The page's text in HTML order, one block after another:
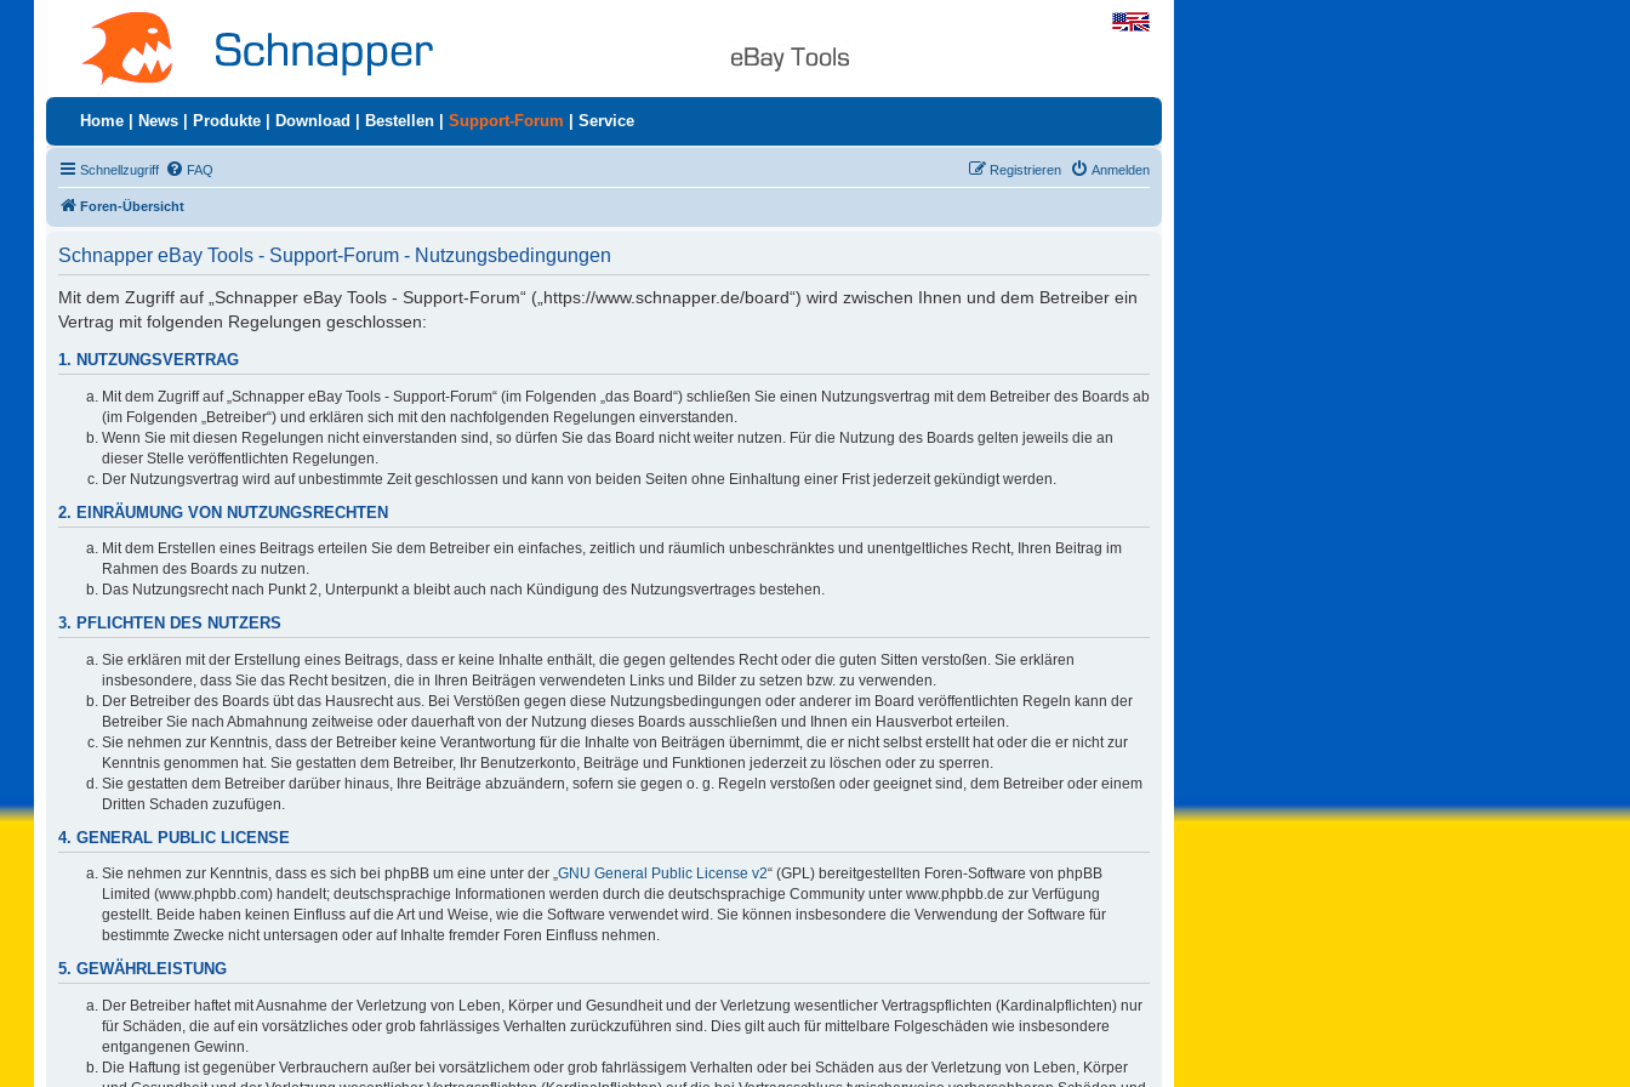
Home News Produkte Download Bestellen Support-Forum Service
Schnellzugriff FAQ Anmelden
Registrieren
Foren-Übersicht
Schnapper eBay Tools - Support-Forum - Nutzungsbedingungen
Mit dem Zugriff auf „Schnapper eBay Tools - Support-Forum“ („https://www.schnapper.de/board“) wird zwischen Ihnen und dem Betreiber ein
Vertrag mit folgenden Regelungen geschlossen:
1. NUTZUNGSVERTRAG
Mit dem Zugriff auf „Schnapper eBay Tools - Support-Forum“ (im Folgenden „das Board“) schließen Sie einen Nutzungsvertrag mit dem Betreiber des Boards ab
(im Folgenden „Betreiber“) und erklären sich mit den nachfolgenden Regelungen einverstanden.
Wenn Sie mit diesen Regelungen nicht einverstanden sind, so dürfen Sie das Board nicht weiter nutzen. Für die Nutzung des Boards gelten jeweils die an
dieser Stelle veröffentlichten Regelungen.
Der Nutzungsvertrag wird auf unbestimmte Zeit geschlossen und kann von beiden Seiten ohne Einhaltung einer Frist jederzeit gekündigt werden.
2. EINRÄUMUNG VON NUTZUNGSRECHTEN
Mit dem Erstellen eines Beitrags erteilen Sie dem Betreiber ein einfaches, zeitlich und räumlich unbeschränktes und unentgeltliches Recht, Ihren Beitrag im
Rahmen des Boards zu nutzen.
Das Nutzungsrecht nach Punkt 2, Unterpunkt a bleibt auch nach Kündigung des Nutzungsvertrages bestehen.
3. PFLICHTEN DES NUTZERS
Sie erklären mit der Erstellung eines Beitrags, dass er keine Inhalte enthält, die gegen geltendes Recht oder die guten Sitten verstoßen. Sie erklären
insbesondere, dass Sie das Recht besitzen, die in Ihren Beiträgen verwendeten Links und Bilder zu setzen bzw. zu verwenden.
Der Betreiber des Boards übt das Hausrecht aus. Bei Verstößen gegen diese Nutzungsbedingungen oder anderer im Board veröffentlichten Regeln kann der
Betreiber Sie nach Abmahnung zeitweise oder dauerhaft von der Nutzung dieses Boards ausschließen und Ihnen ein Hausverbot erteilen.
Sie nehmen zur Kenntnis, dass der Betreiber keine Verantwortung für die Inhalte von Beiträgen übernimmt, die er nicht selbst erstellt hat oder die er nicht zur
Kenntnis genommen hat. Sie gestatten dem Betreiber, Ihr Benutzerkonto, Beiträge und Funktionen jederzeit zu löschen oder zu sperren.
Sie gestatten dem Betreiber darüber hinaus, Ihre Beiträge abzuändern, sofern sie gegen o. g. Regeln verstoßen oder geeignet sind, dem Betreiber oder einem
Dritten Schaden zuzufügen.
4. GENERAL PUBLIC LICENSE
Sie nehmen zur Kenntnis, dass es sich bei phpBB um eine unter der „GNU General Public License v2“ (GPL) bereitgestellten Foren-Software von phpBB
Limited (www.phpbb.com) handelt; deutschsprachige Informationen werden durch die deutschsprachige Community unter www.phpbb.de zur Verfügung
gestellt. Beide haben keinen Einfluss auf die Art und Weise, wie die Software verwendet wird. Sie können insbesondere die Verwendung der Software für
bestimmte Zwecke nicht untersagen oder auf Inhalte fremder Foren Einfluss nehmen.
5. GEWÄHRLEISTUNG
Der Betreiber haftet mit Ausnahme der Verletzung von Leben, Körper und Gesundheit und der Verletzung wesentlicher Vertragspflichten (Kardinalpflichten) nur
für Schäden, die auf ein vorsätzliches oder grob fahrlässiges Verhalten zurückzuführen sind. Dies gilt auch für mittelbare Folgeschäden wie insbesondere
entgangenen Gewinn.
Die Haftung ist gegenüber Verbrauchern außer bei vorsätzlichem oder grob fahrlässigem Verhalten oder bei Schäden aus der Verletzung von Leben, Körper